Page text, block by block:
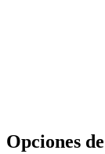
Opciones